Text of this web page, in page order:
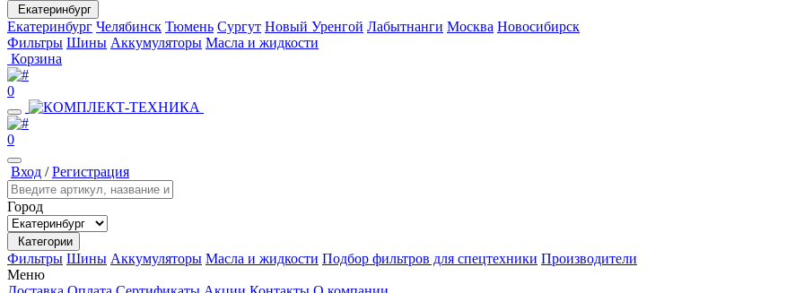
Екатеринбург
Екатеринбург Челябинск Тюмень Сургут Новый Уренгой Лабытнанги Москва Новосибирск
Фильтры Шины Аккумуляторы Масла и жидкости
Корзина
0
0
Вход /Регистрация
Город
Категории
Фильтры Шины Аккумуляторы Масла и жидкости Подбор фильтров для спецтехники Производители
Меню